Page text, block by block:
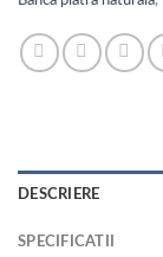
DESCRIERE
SPECIFICATII